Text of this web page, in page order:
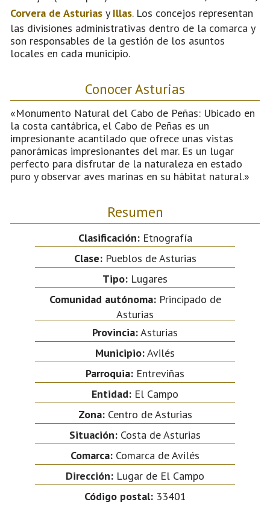
Corvera de Asturias y Illas. Los concejos representan
las divisiones administrativas dentro de la comarca y
son responsables de la gestión de los asuntos
locales en cada municipio.
Conocer Asturias
«Monumento Natural del Cabo de Peñas: Ubicado en
la costa cantábrica, el Cabo de Peñas es un
impresionante acantilado que ofrece unas vistas
panorámicas impresionantes del mar. Es un lugar
perfecto para disfrutar de la naturaleza en estado
puro y observar aves marinas en su hábitat natural.»
Resumen
Clasificación:Etnografía
Clase:Pueblos de Asturias
Tipo: Lugares
Comunidad autónoma:Principado de
Asturias
Provincia:Asturias
Municipio:Avilés
Parroquia: Entreviñas
Entidad: El Campo
Zona:Centro de Asturias
Situación: Costa de Asturias
Comarca: Comarca de Avilés
Dirección: Lugar de El Campo
Código postal:33401